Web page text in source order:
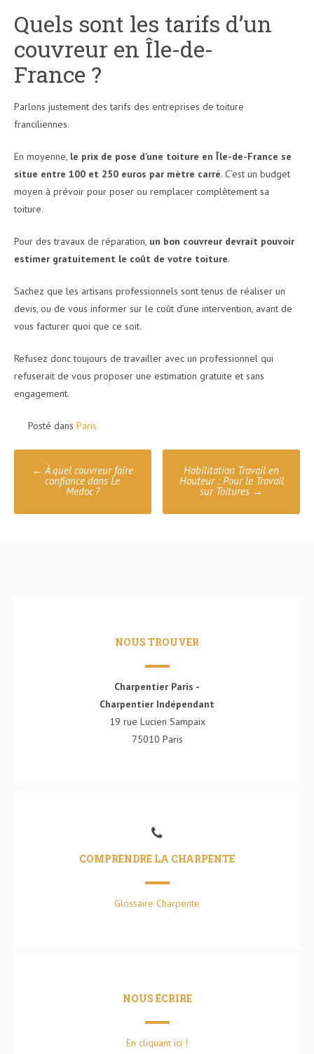
Quels sont les tarifs d’un
couvreur en Île-de-
France ?
Parlons justement des tarifs des entreprises de toiture
franciliennes.
En moyenne, le prix de pose d’une toiture en Île-de-France se
situe entre 100 et 250 euros par mètre carré. C’est un budget
moyen à prévoir pour poser ou remplacer complètement sa
toiture.
Pour des travaux de réparation, un bon couvreur devrait pouvoir
estimer gratuitement le coût de votre toiture.
Sachez que les artisans professionnels sont tenus de réaliser un
devis, ou de vous informer sur le coût d’une intervention, avant de
vous facturer quoi que ce soit.
Refusez donc toujours de travailler avec un professionnel qui
refuserait de vous proposer une estimation gratuite et sans
engagement.
Posté dans Paris
Poste
navigation
← À quel couvreur faire
confiance dans Le
Medoc ?
Habilitation Travail en
Hauteur : Pour le Travail
sur Toitures →
NOUS TROUVER
Charpentier Paris -
Charpentier Indépendant
19 rue Lucien Sampaix
75010 Paris
COMPRENDRE LA CHARPENTE
Glossaire Charpente
NOUS ÉCRIRE
En cliquant ici !